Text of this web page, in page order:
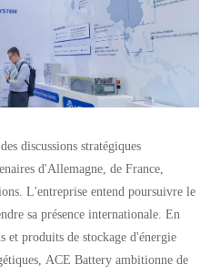
discussions stratégiques
d'Allemagne, de France,
L'entreprise entend poursuivre le
sa présence internationale. En
et produits de stockage d'énergie
ACE Battery ambitionne de